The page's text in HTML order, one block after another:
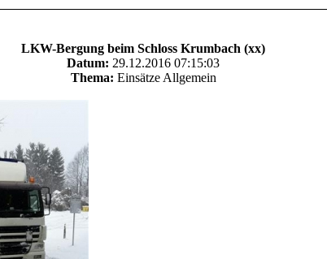
LKW-Bergung beim Schloss Krumbach (xx)
Datum: 29.12.2016 07:15:03
Thema: Einsätze Allgemein